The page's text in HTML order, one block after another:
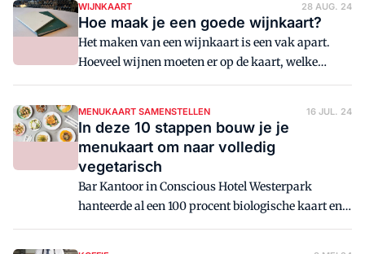
bewaarmethode blijft de kwaliteit langer
behouden. In dit artikel delen experts tips voor het
bewaren van koffiebonen in je horecazaak.
WIJNKAART 28 AUG. 24
Hoe maak je een goede wijnkaart?
Het maken van een wijnkaart is een vak apart.
Hoeveel wijnen moeten er op de kaart, welke
landen en/of gebieden kies je, welke doe je per glas
vorm presenteer je de wijnen aan de gast. Misset
Horeca vroeg een aantal experts naar hun advies.
MENUKAART SAMENSTELLEN 16 JUL. 24
In deze 10 stappen bouw je je
menukaart om naar volledig
vegetarisch
Bar Kantoor in Conscious Hotel Westerpark
hanteerde al een 100 procent biologische kaart en
heeft twee jaar geleden een stap verder gezet door